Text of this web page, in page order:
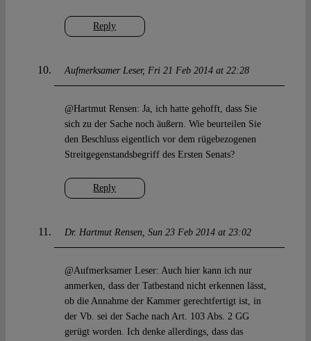
Reply
Aufmerksamer Leser Fri 21 Feb 2014 at 22:28
Reply
@Hartmut Rensen: Ja, ich hatte gehofft, dass Sie
sich zu der Sache noch äußern. Wie beurteilen Sie
den Beschluss eigentlich vor dem rügebezogenen
Streitgegenstandsbegriff des Ersten Senats?
Dr. Hartmut Rensen Sun 23 Feb 2014 at 23:02
@Aufmerksamer Leser: Auch hier kann ich nur
anmerken, dass der Tatbestand nicht erkennen lässt,
ob die Annahme der Kammer gerechtfertigt ist, in
der Vb. sei der Sache nach Art. 103 Abs. 2 GG
gerügt worden. Ich denke allerdings, dass das